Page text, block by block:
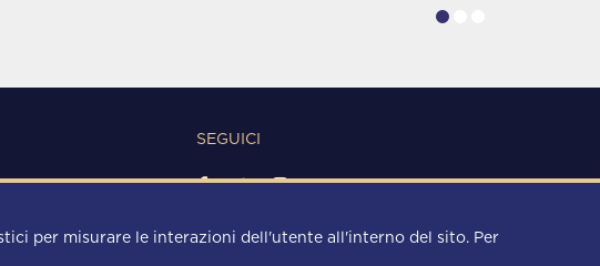
SEGUICI
METODI DI PAGAMENTO
per misurare le interazioni dell'utente all'interno del sito. Per